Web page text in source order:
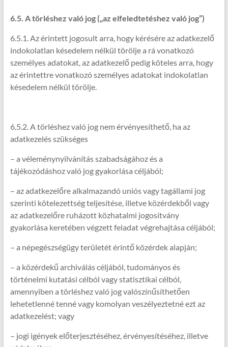
6.5. A törléshez való jog („az elfeledtetéshez való jog”)
6.5.1. Az érintett jogosult arra, hogy kérésére az adatkezelő
indokolatlan késedelem nélkül törölje a rá vonatkozó
személyes adatokat, az adatkezelő pedig köteles arra, hogy
az érintettre vonatkozó személyes adatokat indokolatlan
késedelem nélkül törölje.
6.5.2. A törléshez való jog nem érvényesíthető, ha az
adatkezelés szükséges
– a véleménynyilvánítás szabadságához és a
tájékozódáshoz való jog gyakorlása céljából;
– az adatkezelőre alkalmazandó uniós vagy tagállami jog
szerinti kötelezettség teljesítése, illetve közérdekből vagy
az adatkezelőre ruházott közhatalmi jogosítvány
gyakorlása keretében végzett feladat végrehajtása céljából;
– a népegészségügy területét érintő közérdek alapján;
– a közérdekű archiválás céljából, tudományos és
történelmi kutatási célból vagy statisztikai célból,
amennyiben a törléshez való jog valószínűsíthetően
lehetetlenné tenné vagy komolyan veszélyeztetné ezt az
adatkezelést; vagy
– jogi igények előterjesztéséhez, érvényesítéséhez, illetve